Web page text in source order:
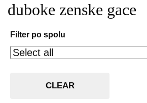
Bebi dol pidžame
duboke zenske gace
Filter po spolu
CLEAR